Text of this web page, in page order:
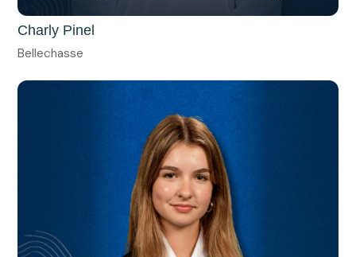
Charly Pinel
Bellechasse